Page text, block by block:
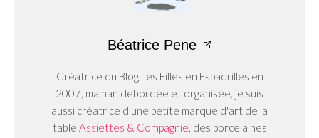
Béatrice Pene
Créatrice du Blog Les Filles en Espadrilles en
2007, maman débordée et organisée, je suis
aussi créatrice d'une petite marque d'art de la
table Assiettes & Compagnie, des porcelaines